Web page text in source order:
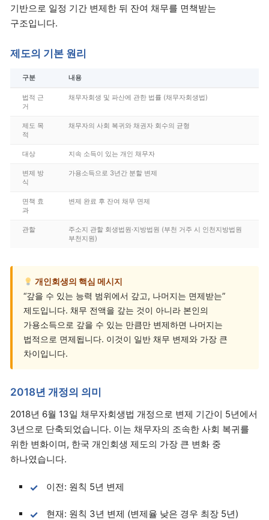
기반으로 일정 기간 변제한 뒤 잔여 채무를 면책받는
구조입니다.
제도의 기본 원리
구분 내용
법적 근
거
채무자회생 및 파산에 관한 법률 (채무자회생법)
제도 목
적
채무자의 사회 복귀와 채권자 회수의 균형
대상 지속 소득이 있는 개인 채무자
변제 방
식
가용소득으로 3년간 분할 변제
면책 효
과
변제 완료 후 잔여 채무 면제
관할
주소지 관할 회생법원·지방법원 (부천 거주 시 인천지방법원
부천지원)
개인회생의 핵심 메시지
“갚을 수 있는 능력 범위에서 갚고, 나머지는 면제받는”
제도입니다. 채무 전액을 갚는 것이 아니라 본인의
가용소득으로 갚을 수 있는 만큼만 변제하면 나머지는
법적으로 면제됩니다. 이것이 일반 채무 변제와 가장 큰
차이입니다.
2018년 개정의 의미
2018년 6월 13일 채무자회생법 개정으로 변제 기간이 5년에서
3년으로 단축되었습니다. 이는 채무자의 조속한 사회 복귀를
위한 변화이며, 한국 개인회생 제도의 가장 큰 변화 중
하나였습니다.
이전: 원칙 5년 변제
현재: 원칙 3년 변제 (변제율 낮은 경우 최장 5년)